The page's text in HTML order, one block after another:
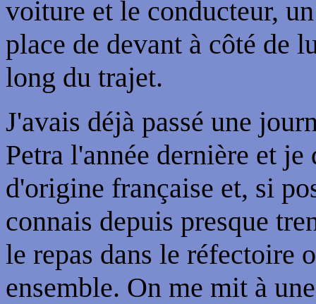
voiture et le conducteur,
place de devant à côté de
long du trajet.
J'avais déjà passé une
Petra l'année dernière et
d'origine française et, si
connais depuis presque
le repas dans le réfectoire
ensemble. On me mit à